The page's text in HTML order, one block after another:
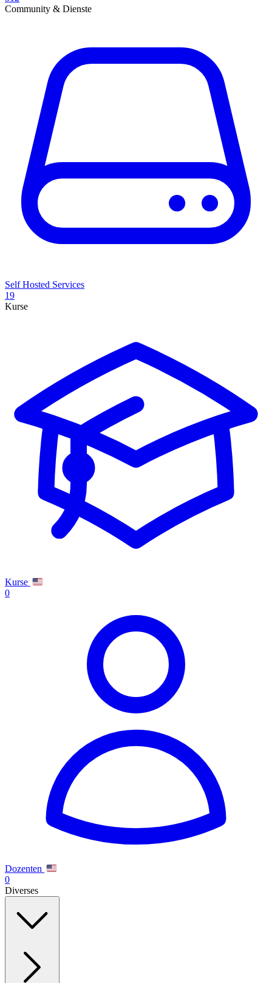
Community & Dienste
Self Hosted Services
19
Kurse
Kurse
0
Dozenten
0
Diverses